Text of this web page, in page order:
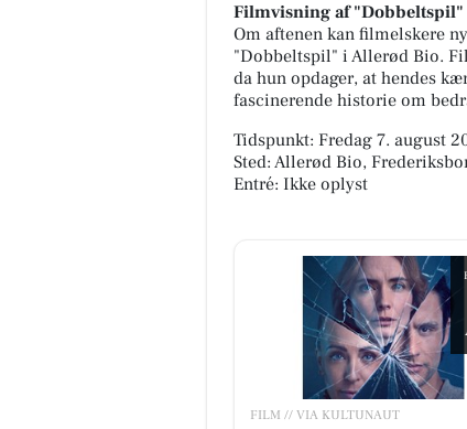
Filmvisning af
Om aftenen kan filmelskere
"Dobbeltspil" i Allerød Bio.
da hun opdager, at hendes
fascinerende historie om
Tidspunkt: Fredag 7. august
Sted: Allerød Bio,
Entré: Ikke oplyst
FILM // VIA KULTUNAUT